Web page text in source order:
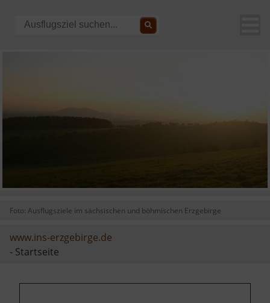
Foto: Ausflugsziele im sächsischen und böhmischen Erzgebirge
www.ins-erzgebirge.de
- Startseite